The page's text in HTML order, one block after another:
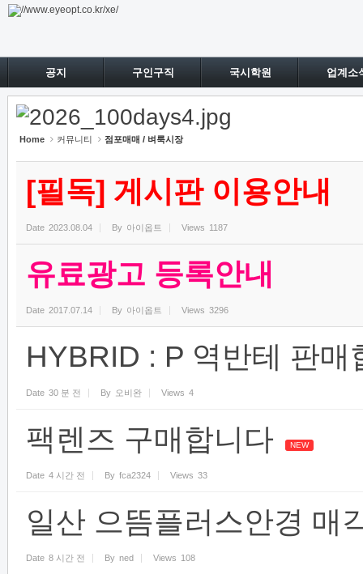
공지 구인구직 국시학원 업계소
Home 커뮤니티 점포매매 / 벼룩시장
[필독] 게시판 이용안내
Date 2023.08.04 By 아이옵트 Views 1187
유료광고 등록안내
Date 2017.07.14 By 아이옵트 Views 3296
HYBRID : P 역반테 판
Date 30 분 전 By 오비완 Views 4
팩렌즈 구매합니다 NEW
Date 4 시간 전 By fca2324 Views 33
일산 으뜸플러스안경 매
Date 8 시간 전 By ned Views 108